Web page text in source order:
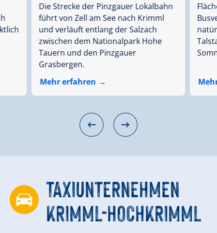
Die Strecke der Pinzgauer Lokalbahn
führt von Zell am See nach Krimml
und verläuft entlang der Salzach
zwischen dem Nationalpark Hohe
Tauern und den Pinzgauer
Grasbergen.
Mehr erfahren
TAXIUNTERNEHMEN
KRIMML-HOCHKRIMML